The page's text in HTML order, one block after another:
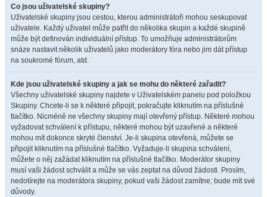
Co jsou uživatelské skupiny?
Uživatelské skupiny jsou cestou, kterou administrátoři mohou seskupovat
uživatele. Každý uživatel může patřit do několika skupin a každé skupině
může být definován individuální přístup. To umožňuje administrátorům
snáze nastavit několik uživatelů jako moderátory fóra nebo jim dát přístup
na soukromé fórum, atd.
Kde jsou uživatelské skupiny a jak se mohu do některé zařadit?
Všechny uživatelské skupiny najdete v Uživatelském panelu pod položkou
Skupiny. Chcete-li se k některé připojit, pokračujte kliknutím na příslušné
tlačítko. Nicméně ne všechny skupiny mají otevřený přístup. Některé mohou
vyžadovat schválení k přístupu, některé mohou být uzavřené a některé
mohou mít dokonce skryté členství. Je-li skupina otevřená, můžete se
připojit kliknutím na příslušné tlačítko. Vyžaduje-li skupina schválení,
můžete o něj zažádat kliknutím na příslušné tlačítko. Moderátor skupiny
musí vaši žádost schválit a může se vás zeptat na důvod žádosti. Prosím,
nedotírejte na moderátora skupiny, pokud vaši žádost zamítne; bude mít své
důvody.